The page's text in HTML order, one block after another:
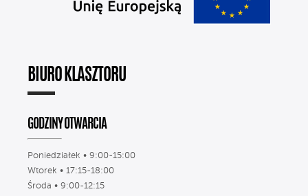
BIURO KLASZTORU
GODZINY OTWARCIA
Poniedziałek • 9:00-15:00
Wtorek • 17:15-18:00
Środa • 9:00-12:15